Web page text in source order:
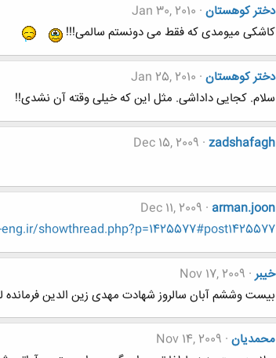
دختر کوهستان Jan 30, 2010
کاشکی میومدی که فقط می دونستم سالمی!!!
دختر کوهستان Jan 25, 2010
سلام. کجایی داداشی. مثل این که خیلی وقته آن نشدی!!
zadshafagh
Dec 15, 2009
arman.joon
Dec 11, 2009
showthread.php?p=1425577#post1425577
خيبر Nov 17, 2009
بيست وششم آبان سالروز شهادت مهدی زین الدین فرمانده لشگر17علی ابن ابی طالب(ع) سپاه پاسداران
محمدیان Nov 14, 2009